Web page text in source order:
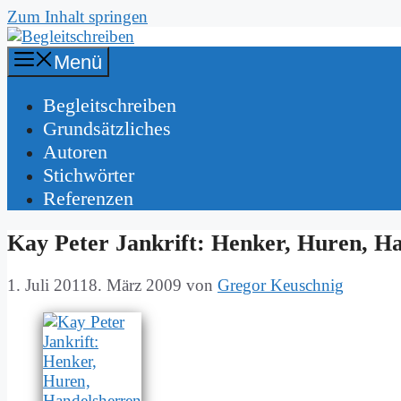
Zum Inhalt springen
Menü
Be­gleit­schrei­ben
Grund­sätz­li­ches
Au­toren
Stich­wör­ter
Re­fe­ren­zen
Kay Pe­ter Jan­krift: Hen­ker, Hu­ren,
1. Juli 20118. März 2009 von Gregor Keuschnig